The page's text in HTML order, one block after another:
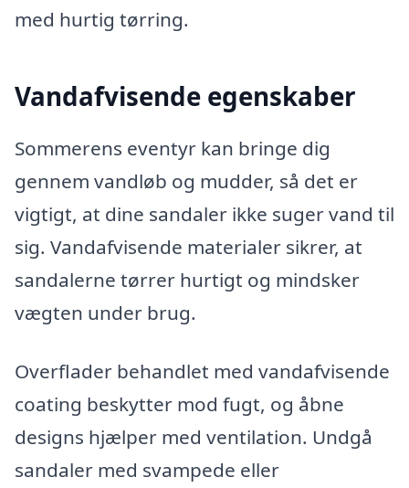
med hurtig tørring.
Vandafvisende egenskaber
Sommerens eventyr kan bringe dig
gennem vandløb og mudder, så det er
vigtigt, at dine sandaler ikke suger vand til
sig. Vandafvisende materialer sikrer, at
sandalerne tørrer hurtigt og mindsker
vægten under brug.
Overflader behandlet med vandafvisende
coating beskytter mod fugt, og åbne
designs hjælper med ventilation. Undgå
sandaler med svampede eller